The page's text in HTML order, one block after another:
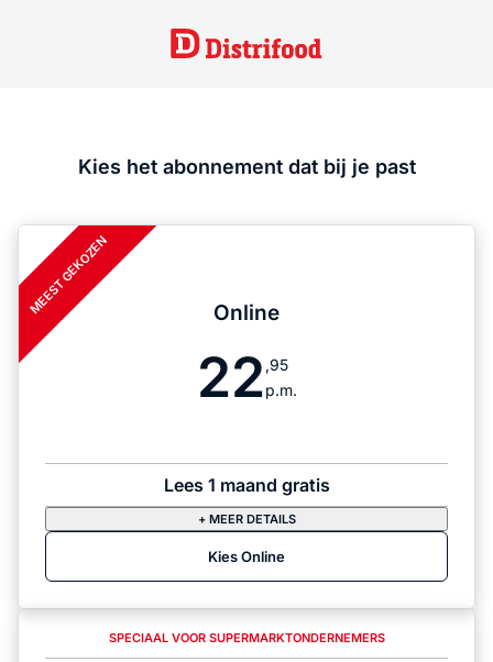
Kies het abonnement dat bij je past
MEEST GEKOZEN Online
22,95
p.m.
Lees 1 maand gratis
+ MEER DETAILS
Kies Online
SPECIAAL VOOR SUPERMARKTONDERNEMERS